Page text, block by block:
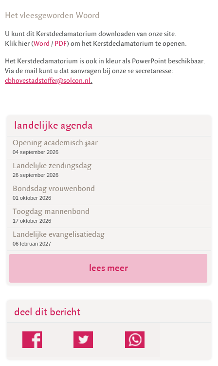
Het vleesgeworden Woord
U kunt dit Kerstdeclamatorium downloaden van onze site.
Klik hier (Word / PDF) om het Kerstdeclamatorium te openen.
Het Kerstdeclamatorium is ook in kleur als PowerPoint beschikbaar.
Via de mail kunt u dat aanvragen bij onze 1e secretaresse:
cbhovestadstoffer@solcon.nl.
landelijke agenda
Opening academisch jaar
04 september 2026
Landelijke zendingsdag
26 september 2026
Bondsdag vrouwenbond
01 oktober 2026
Toogdag mannenbond
17 oktober 2026
Landelijke evangelisatiedag
06 februari 2027
lees meer
deel dit bericht